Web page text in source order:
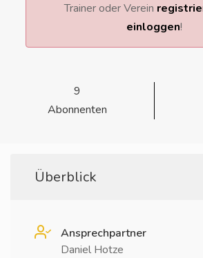
Trainer oder Verein
einloggen!
9
Abonnenten
Überblick
Ansprechpartner
Daniel Hotze